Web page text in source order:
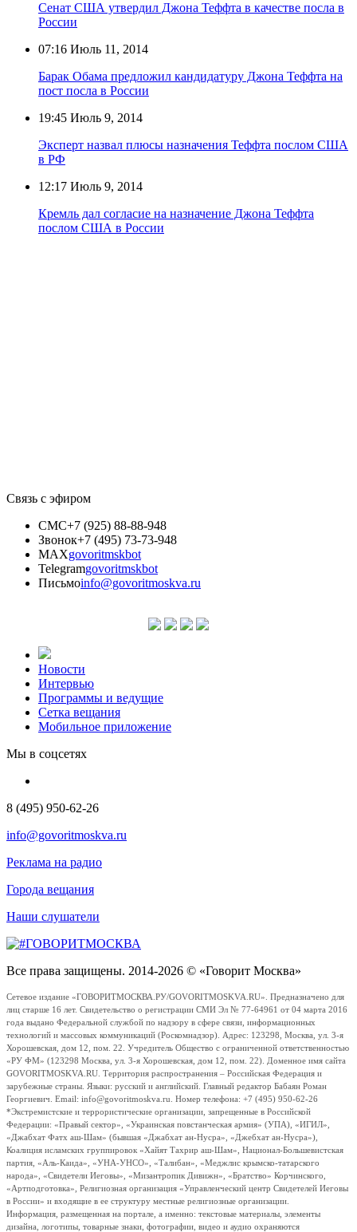
Сенат США утвердил Джона Теффта в качестве посла в
России
07:16 Июль 11, 2014
Барак Обама предложил кандидатуру Джона Теффта на
пост посла в России
19:45 Июль 9, 2014
Эксперт назвал плюсы назначения Теффта послом США
в РФ
12:17 Июль 9, 2014
Кремль дал согласие на назначение Джона Теффта
послом США в России
Связь с эфиром
СМС+7 (925) 88-88-948
Звонок+7 (495) 73-73-948
MAXgovoritmskbot
Telegramgovoritmskbot
Письмоinfo@govoritmoskva.ru
Новости
Интервью
Программы и ведущие
Сетка вещания
Мобильное приложение
Мы в соцсетях
8 (495) 950-62-26
info@govoritmoskva.ru
Реклама на радио
Города вещания
Наши слушатели
Все права защищены. 2014-2026 © «Говорит Москва»
Сетевое издание «ГОВОРИТМОСКВА.РУ/GOVORITMOSKVA.RU». Предназначено для
лиц старше 16 лет. Свидетельство о регистрации СМИ Эл № 77-64961 от 04 марта 2016
года выдано Федеральной службой по надзору в сфере связи, информационных
технологий и массовых коммуникаций (Роскомнадзор). Адрес: 123298, Москва, ул. 3-я
Хорошевская, дом 12, пом. 22. Учредитель Общество с ограниченной ответственностью
«РУ ФМ» (123298 Москва, ул. 3-я Хорошевская, дом 12, пом. 22). Доменное имя сайта
GOVORITMOSKVA.RU. Территория распространения – Российская Федерация и
зарубежные страны. Языки: русский и английский. Главный редактор Бабаян Роман
Георгиевич. Email: info@govoritmoskva.ru. Номер телефона: +7 (495) 950-62-26
*Экстремистские и террористические организации, запрещенные в Российской
Федерации: «Правый сектор», «Украинская повстанческая армия» (УПА), «ИГИЛ»,
«Джабхат Фатх аш-Шам» (бывшая «Джабхат ан-Нусра», «Джебхат ан-Нусра»),
Коалиция исламских группировок «Хайят Тахрир аш-Шам», Национал-Большевистская
партия, «Аль-Каида», «УНА-УНСО», «Талибан», «Меджлис крымско-татарского
народа», «Свидетели Иеговы», «Мизантропик Дивижн», «Братство» Корчинского,
«Артподготовка», Религиозная организация «Управленческий центр Свидетелей Иеговы
в России» и входящие в ее структуру местные религиозные организации.
Информация, размещенная на портале, а именно: текстовые материалы, элементы
дизайна, логотипы, товарные знаки, фотографии, видео и аудио охраняются